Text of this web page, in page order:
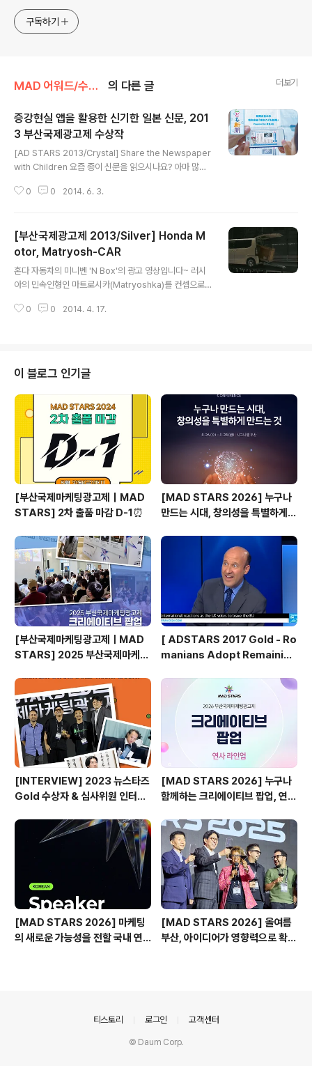
구독하기
MAD 어워드/수상작 의 다른 글 더보기
증강현실 앱을 활용한 신기한 일본 신문, 201
3 부산국제광고제 수상작
[AD STARS 2013/Crystal] Share the Newspaper
with Children 요즘 종이 신문을 읽으시나요? 아마 많이
을 읽는 사람들이 많이 줄었죠.2013년 한국언론진흥재단
라 어린이들에게서도 많이 나타나고 있습니다.신문의 내용
이 어린이에게 다소 어렵고, 스마트 기기에 익숙하기에 더
그런 거 같죠.일본의 도쿄 신문은 '어린이와 어른이 함께 읽
는 신문을 만들 수 있을까?'를 고민하다 증강현실(AR)을
이용한 방법을 생각해 냈습니다.바로 Tokyo Newspap
er X AR 프로젝트! Share the Newsp..
0 0 2014. 6. 3.
[부산국제광고제 2013/Silver] Honda M
otor, Matryosh-CAR
혼다 자동차의 미니벤 'N Box'의 광고 영상입니다~ 러시
아의 민속인형인 마트로시카(Matryoshka)를 컨셉으로
AR랍니다~ 이 광고는 2013 부산국제광고제 Includingj
다른 상자가 계속해서 나오지요,그리고 마지막에 등장하는
N BOX! 혼다는 N BOX를 어메이징 박스로 표현하고 있네
요^^ 참고로 러시아 민속인형 마트로시카는 많이들 아실거
에요~바로 얘를 마트로시카라고 하죠?^^
0 0 2014. 4. 17.
이 블로그 인기글
[부산국제마케팅광고제｜MAD
STARS] 2차 출품 마감 D-1⏰
[MAD STARS 2026] 누구나
만드는 시대, 창의성을 특별하게
[부산국제마케팅광고제ㅣMAD
STARS] 2025 부산국제마케팅
기
[ ADSTARS 2017 Gold - Ro
manians Adopt Remainian
[INTERVIEW] 2023 뉴스타즈
Gold 수상자 & 심사위원 인터뷰
[MAD STARS 2026] 누구나
함께하는 크리에이티브 팝업, 연사
[MAD STARS 2026] 마케팅
의 새로운 가능성을 전할 국내 연
[MAD STARS 2026] 올여름
부산, 아이디어가 영향력으로 확장
티스토리 로그인 고객센터
© Daum Corp.